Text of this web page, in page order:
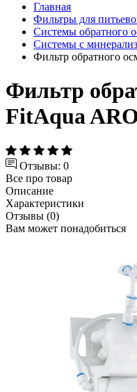
Главная
Фильтры для
Системы обратного
Системы с
Фильтр обратного
Фильтр
FitAqua
Отзывы: 0
Все про товар
Описание
Характеристики
Отзывы (0)
Вам может понадобиться